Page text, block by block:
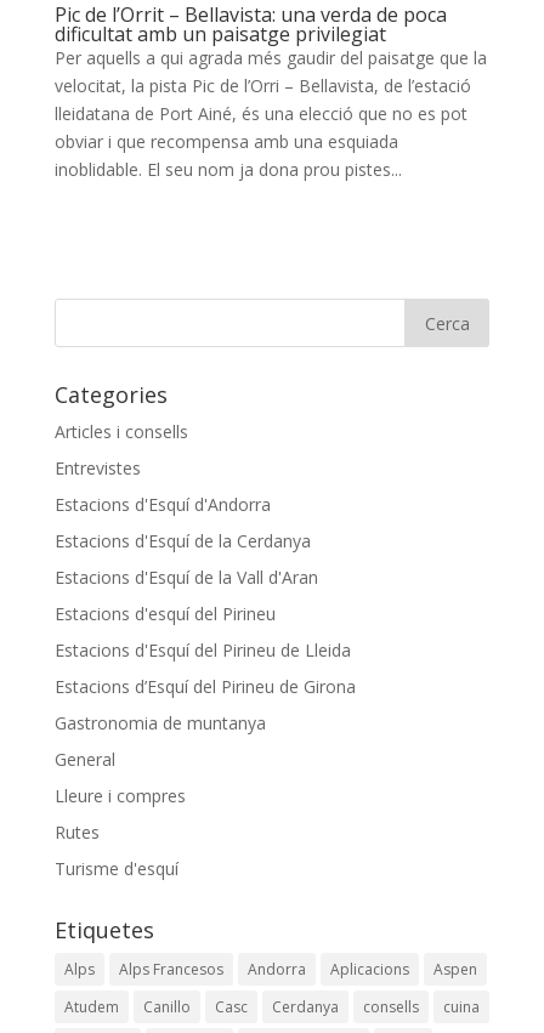
Pic de l’Orrit – Bellavista: una verda de poca
dificultat amb un paisatge privilegiat
Per aquells a qui agrada més gaudir del paisatge que la
velocitat, la pista Pic de l’Orri – Bellavista, de l’estació
lleidatana de Port Ainé, és una elecció que no es pot
obviar i que recompensa amb una esquiada
inoblidable. El seu nom ja dona prou pistes...
Categories
Articles i consells
Entrevistes
Estacions d'Esquí d'Andorra
Estacions d'Esquí de la Cerdanya
Estacions d'Esquí de la Vall d'Aran
Estacions d'esquí del Pirineu
Estacions d'Esquí del Pirineu de Lleida
Estacions d’Esquí del Pirineu de Girona
Gastronomia de muntanya
General
Lleure i compres
Rutes
Turisme d'esquí
Etiquetes
Alps Alps Francesos Andorra Aplicacions
Aspen
Atudem
Canillo Casc Cerdanya consells
cuina